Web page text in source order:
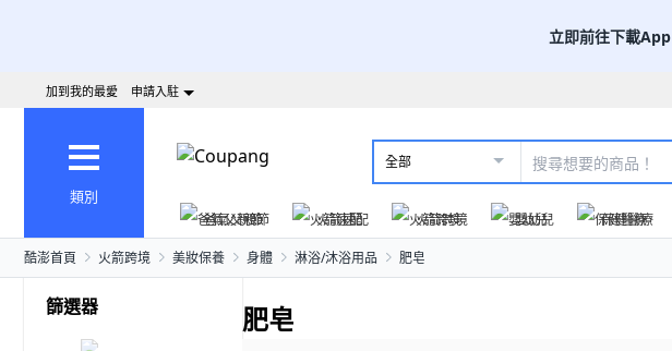
立即前往下載App
加到我的最愛 申請入駐
類別
全部
爸氣父親節 火箭速配 火箭跨境 嬰幼兒 保健醫療
酷澎首頁 火箭跨境 美妝保養 身體 淋浴/沐浴用品 肥皂
篩選器 肥皂